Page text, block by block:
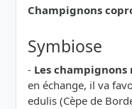
Champignons
Symbiose
- Les
en échange, il va
edulis (Cèpe de